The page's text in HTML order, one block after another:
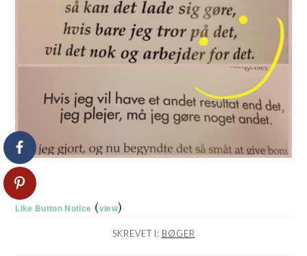
Like Button Notice (view)
SKREVET I: BØGER